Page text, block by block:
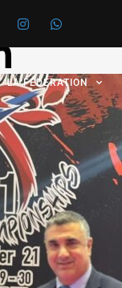
LA FÉDÉRATION